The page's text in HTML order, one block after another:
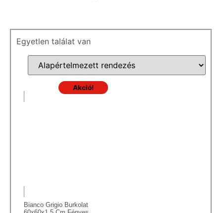
Egyetlen találat van
Akció!
Bianco Grigio Burkolat